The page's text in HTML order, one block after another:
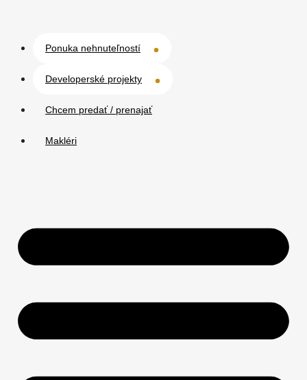
Ponuka nehnuteľností
Developerské projekty
Chcem predať / prenajať
Makléri